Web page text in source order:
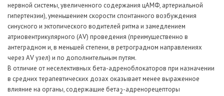
нервной системы, увеличенного содержания цАМФ, артериальной
гипертензии), уменьшением скорости спонтанного возбуждения
синусного и эктопического водителей ритма и замедлением
атриовентрикулярного (АV) проведения (преимущественно в
антеградном и, в меньшей степени, в ретроградном направлениях
через АVузел) и по дополнительным путям.
В отличие от неселективных бета-адреноблокаторов при назначении
в средних терапевтических дозах оказывает менее выраженное
влияние на органы, содержащие бета2-адренорецепторы